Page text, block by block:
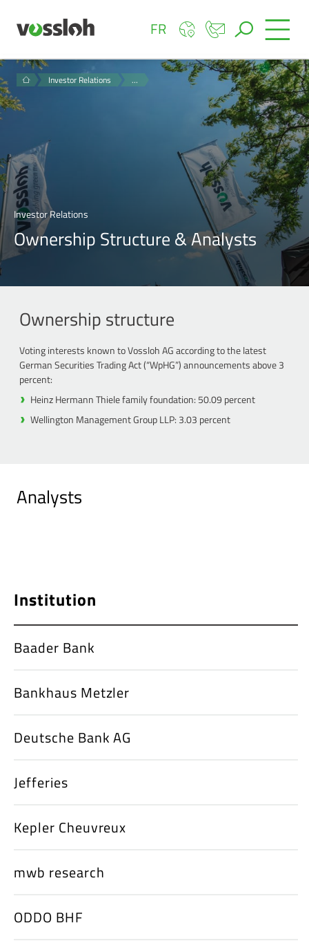
FR
Investor Relations …
Investor Relations
Ownership Structure & Analysts
Ownership structure
Voting interests known to Vossloh AG according to the latest
German Securities Trading Act (“WpHG”) announcements above 3
percent:
Heinz Hermann Thiele family foundation: 50.09 percent
Wellington Management Group LLP: 3.03 percent
Analysts
Institution
Baader Bank
Bankhaus Metzler
Deutsche Bank AG
Jefferies
Kepler Cheuvreux
mwb research
ODDO BHF